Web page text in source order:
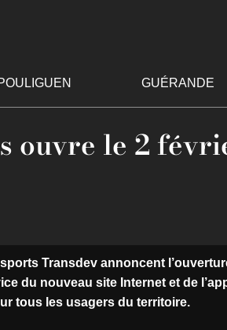
GUÉRANDE
ouvre le 2
Transdev annoncent
du nouveau site Internet et de
tous les usagers du territoire.